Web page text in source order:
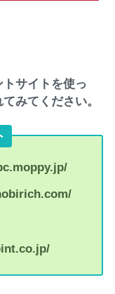
サイトを使っ
みてください。